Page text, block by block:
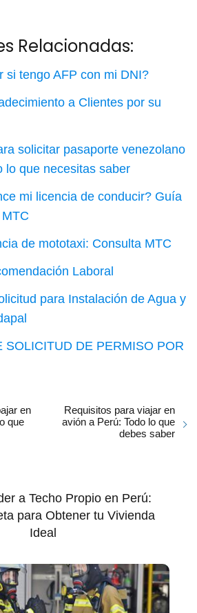
Relacionadas:
si tengo AFP con mi DNI?
a Clientes por su
solicitar pasaporte venezolano
lo que necesitas saber
mi licencia de conducir? Guía
de mototaxi: Consulta MTC
Laboral
para Instalación de Agua y
SOLICITUD DE PERMISO POR
en
que
Requisitos para viajar en
avión a Perú: Todo lo que
debes saber
a Techo Propio en Perú:
para Obtener tu Vivienda
Ideal